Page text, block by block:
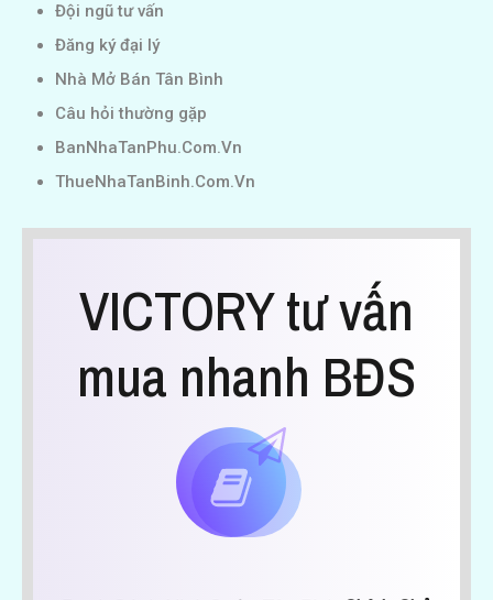
Đội ngũ tư vấn
Đăng ký đại lý
Nhà Mở Bán Tân Bình
Câu hỏi thường gặp
BanNhaTanPhu.Com.Vn
ThueNhaTanBinh.Com.Vn
VICTORY tư vấn
mua nhanh BĐS